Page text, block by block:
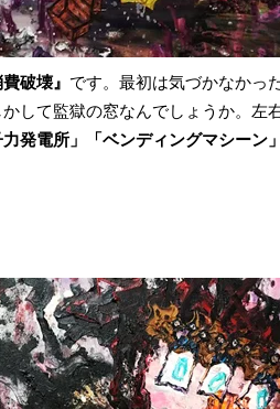
費破壊』 です。最初は気づかなかっ
して監獄の窓なんでしょうか。左
力発電所」「ベンディングマシーン」